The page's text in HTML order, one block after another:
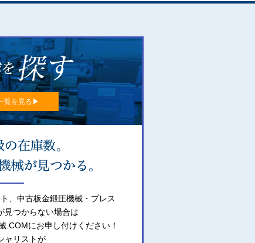
覧を見る▶︎
、中古板金鍛圧機械・プレス
見つからない場合は
.COMにお申し付けください！
ャリストが